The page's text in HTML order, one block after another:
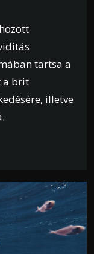
tartsa a
a brit
illetve